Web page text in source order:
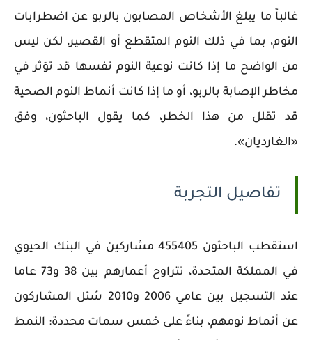
غالباً ما يبلغ الأشخاص المصابون بالربو عن اضطرابات
النوم، بما في ذلك النوم المتقطع أو القصير، لكن ليس
من الواضح ما إذا كانت نوعية النوم نفسها قد تؤثر في
مخاطر الإصابة بالربو، أو ما إذا كانت أنماط النوم الصحية
قد تقلل من هذا الخطر، كما يقول الباحثون، وفق
«الغارديان».
تفاصيل التجربة
استقطب الباحثون 455405 مشاركين في البنك الحيوي
في المملكة المتحدة، تتراوح أعمارهم بين 38 و73 عاما
عند التسجيل بين عامي 2006 و2010 سُئل المشاركون
عن أنماط نومهم، بناءً على خمس سمات محددة: النمط